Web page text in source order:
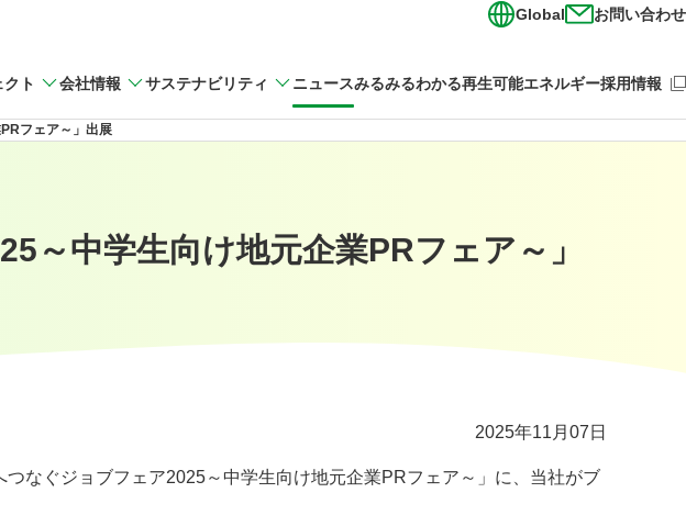
Global お問い合わせ
クト 会社情報 サステナビリティ ニュースみるみるわかる再生可能エネルギー採用情報
（新
フェア～」出展
～中学生向け地元企業PRフェア～」
2025年11月07日
なぐジョブフェア2025～中学生向け地元企業PRフェア～」に、当社がブ